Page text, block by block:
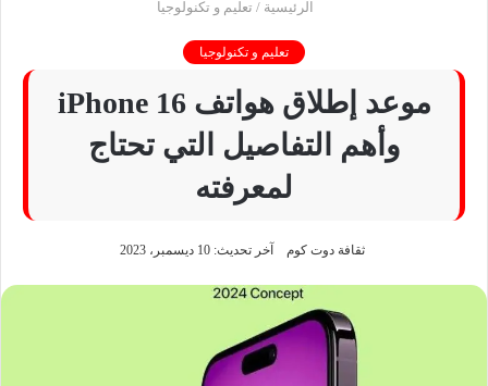
الرئيسية / تعليم و تكنولوجيا
تعليم و تكنولوجيا
موعد إطلاق هواتف iPhone 16
وأهم التفاصيل التي تحتاج
لمعرفته
ثقافة دوت كوم آخر تحديث: 10 ديسمبر، 2023